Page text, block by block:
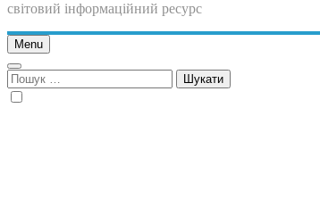
світовий інформаційний ресурс
Menu
Пошук: